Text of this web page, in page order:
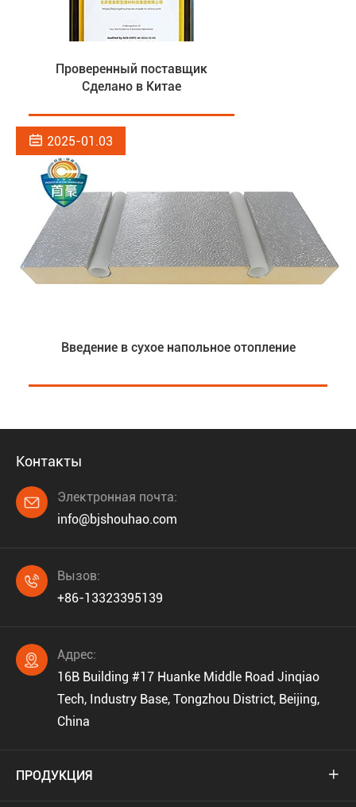
Проверенный поставщик
Сделано в Китае
 2025-01.03
Введение в сухое напольное отопление
Контакты

Электронная почта:
info@bjshouhao.com

Вызов:
+86-13323395139

Адрес:
16B Building #17 Huanke Middle Road Jinqiao
Tech, Industry Base, Tongzhou District, Beijing,
China
ПРОДУКЦИЯ 